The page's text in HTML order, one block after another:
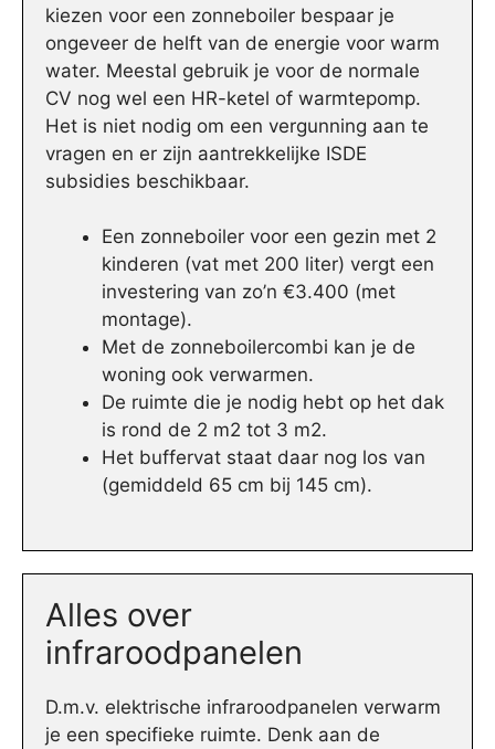
kiezen voor een zonneboiler bespaar je
ongeveer de helft van de energie voor warm
water. Meestal gebruik je voor de normale
CV nog wel een HR-ketel of warmtepomp.
Het is niet nodig om een vergunning aan te
vragen en er zijn aantrekkelijke ISDE
subsidies beschikbaar.
Een zonneboiler voor een gezin met 2
kinderen (vat met 200 liter) vergt een
investering van zo’n €3.400 (met
montage).
Met de zonneboilercombi kan je de
woning ook verwarmen.
De ruimte die je nodig hebt op het dak
is rond de 2 m2 tot 3 m2.
Het buffervat staat daar nog los van
(gemiddeld 65 cm bij 145 cm).
Alles over
infraroodpanelen
D.m.v. elektrische infraroodpanelen verwarm
je een specifieke ruimte. Denk aan de